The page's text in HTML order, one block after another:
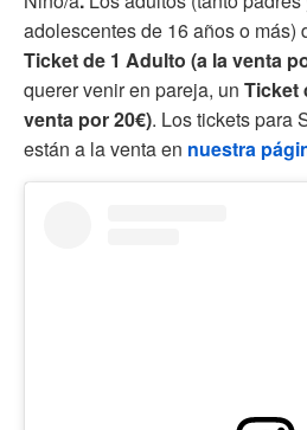
adolescentes de 16 años o más)
Ticket de 1 Adulto (a la venta
querer venir en pareja, un Ticket
venta por 20€). Los tickets para
están a la venta en nuestra